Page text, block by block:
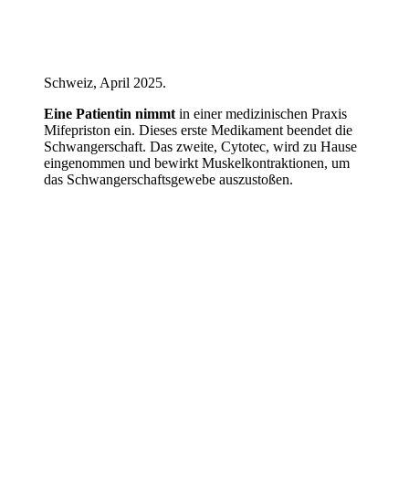
Schweiz, April 2025.
Eine Patientin nimmt in einer medizinischen Praxis
Mifepriston ein. Dieses erste Medikament beendet die
Schwangerschaft. Das zweite, Cytotec, wird zu Hause
eingenommen und bewirkt Muskelkontraktionen, um
das Schwangerschaftsgewebe auszustoßen.